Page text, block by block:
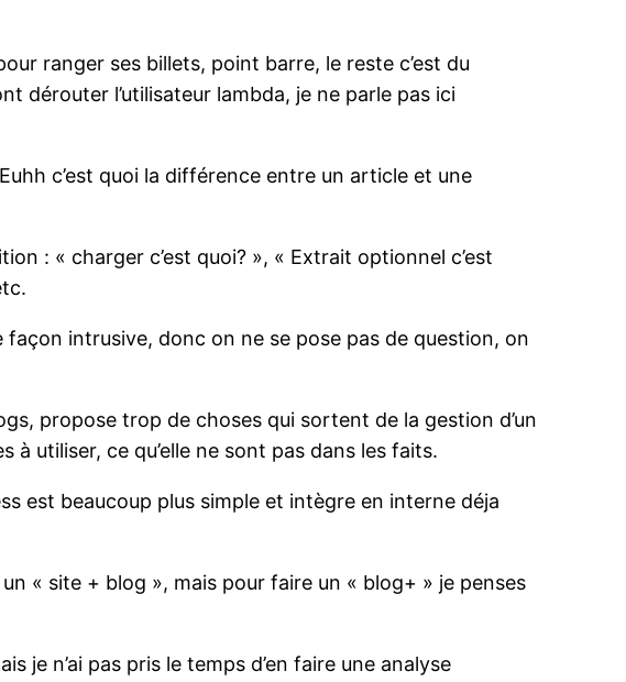
ranger ses billets, point barre, le reste c’est du
dérouter l’utilisateur lambda, je ne parle pas ici
c’est quoi la différence entre un article et une
: « charger c’est quoi? », « Extrait optionnel c’est
façon intrusive, donc on ne se pose pas de question, on
propose trop de choses qui sortent de la gestion d’un
utiliser, ce qu’elle ne sont pas dans les faits.
est beaucoup plus simple et intègre en interne déja
« site + blog », mais pour faire un « blog+ » je penses
je n’ai pas pris le temps d’en faire une analyse